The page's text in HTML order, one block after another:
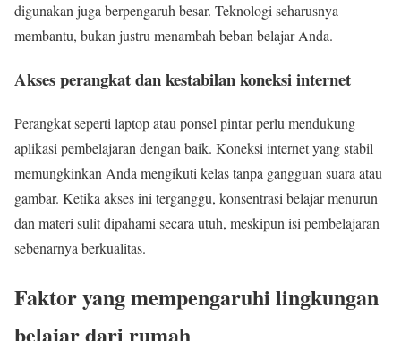
digunakan juga berpengaruh besar. Teknologi seharusnya
membantu, bukan justru menambah beban belajar Anda.
Akses perangkat dan kestabilan koneksi internet
Perangkat seperti laptop atau ponsel pintar perlu mendukung
aplikasi pembelajaran dengan baik. Koneksi internet yang stabil
memungkinkan Anda mengikuti kelas tanpa gangguan suara atau
gambar. Ketika akses ini terganggu, konsentrasi belajar menurun
dan materi sulit dipahami secara utuh, meskipun isi pembelajaran
sebenarnya berkualitas.
Faktor yang mempengaruhi lingkungan
belajar dari rumah